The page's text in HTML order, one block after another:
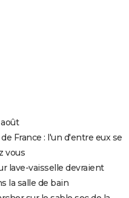
France : l'un d'entre eux se
vous
lave-vaisselle devraient
la salle de bain